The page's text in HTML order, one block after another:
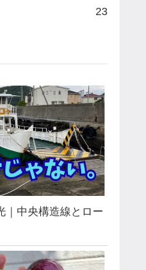
23
｜中央構造線とロー